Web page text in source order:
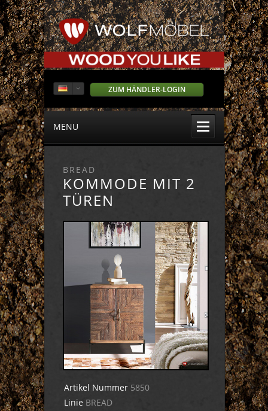
ZUM HÄNDLER-LOGIN
MENU
BREAD
KOMMODE MIT 2
TÜREN
Artikel Nummer 5850
Linie BREAD